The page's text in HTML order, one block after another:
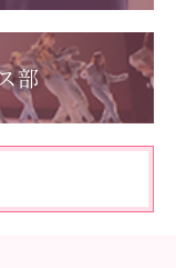
した。
しました。
ました。
部